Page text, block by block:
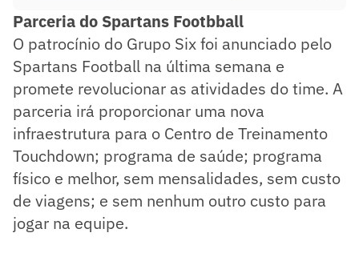
Parceria do Spartans Footbball
O patrocínio do Grupo Six foi anunciado pelo
Spartans Football na última semana e
promete revolucionar as atividades do time. A
parceria irá proporcionar uma nova
infraestrutura para o Centro de Treinamento
Touchdown; programa de saúde; programa
físico e melhor, sem mensalidades, sem custo
de viagens; e sem nenhum outro custo para
jogar na equipe.